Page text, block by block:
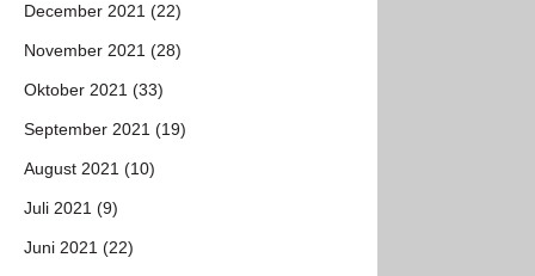
December 2021 (22)
November 2021 (28)
Oktober 2021 (33)
September 2021 (19)
August 2021 (10)
Juli 2021 (9)
Juni 2021 (22)